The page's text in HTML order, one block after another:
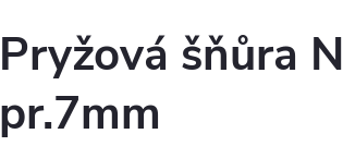
Pryžová šňůra
pr.7mm